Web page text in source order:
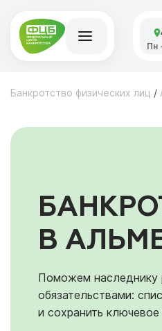
Пн
Банкротство физических лиц /
В
Поможем наследнику
обязательствами:
и сохранить